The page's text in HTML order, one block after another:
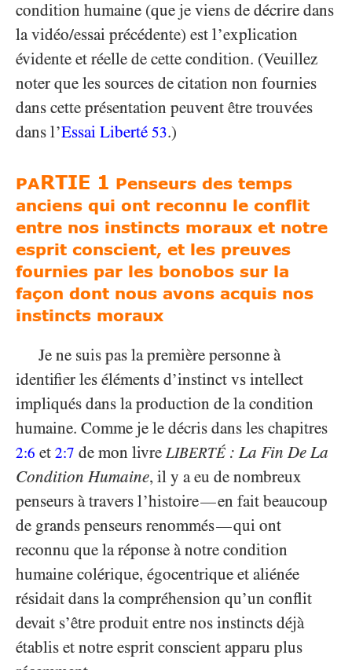
condition humaine (que je viens de décrire dans
la vidéo/essai précédente) est l’explication
évidente et réelle de cette condition. (Veuillez
noter que les sources de citation non fournies
dans cette présentation peuvent être trouvées
dans l’Essai Liberté 53.)
PA RTIE 1 Penseurs des temps
anciens qui ont reconnu le conflit
entre nos instincts moraux et notre
esprit conscient, et les preuves
fournies par les bonobos sur la
façon dont nous avons acquis nos
instincts moraux
Je ne suis pas la première personne à
identifier les éléments d’instinct vs intellect
impliqués dans la production de la condition
humaine. Comme je le décris dans les chapitres
2:6 et 2:7 de mon livre LIBERTÉ : La Fin De La
Condition Humaine, il y a eu de nombreux
penseurs à travers l’histoire—en fait beaucoup
de grands penseurs renommés—qui ont
reconnu que la réponse à notre condition
humaine colérique, égocentrique et aliénée
résidait dans la compréhension qu’un conflit
devait s’être produit entre nos instincts déjà
établis et notre esprit conscient apparu plus